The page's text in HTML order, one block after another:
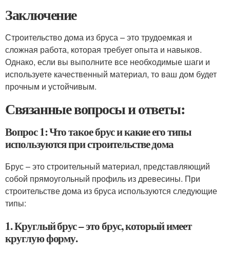
Заключение
Строительство дома из бруса – это трудоемкая и
сложная работа, которая требует опыта и навыков.
Однако, если вы выполните все необходимые шаги и
используете качественный материал, то ваш дом будет
прочным и устойчивым.
Связанные вопросы и ответы:
Вопрос 1: Что такое брус и какие его типы
используются при строительстве дома
Брус – это строительный материал, представляющий
собой прямоугольный профиль из древесины. При
строительстве дома из бруса используются следующие
типы:
1. Круглый брус – это брус, который имеет
круглую форму.